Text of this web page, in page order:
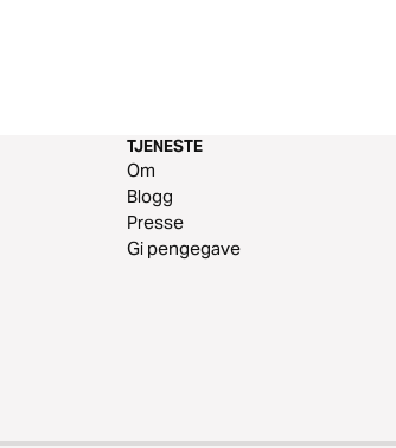
TJENESTE
Om
Blogg
Presse
Gi pengegave